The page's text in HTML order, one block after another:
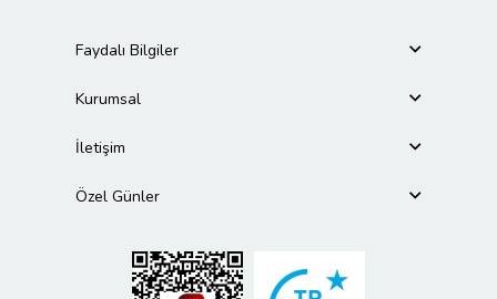
Faydalı Bilgiler
Kurumsal
İletişim
Özel Günler